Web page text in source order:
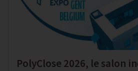
PolyClose 2026, le salon